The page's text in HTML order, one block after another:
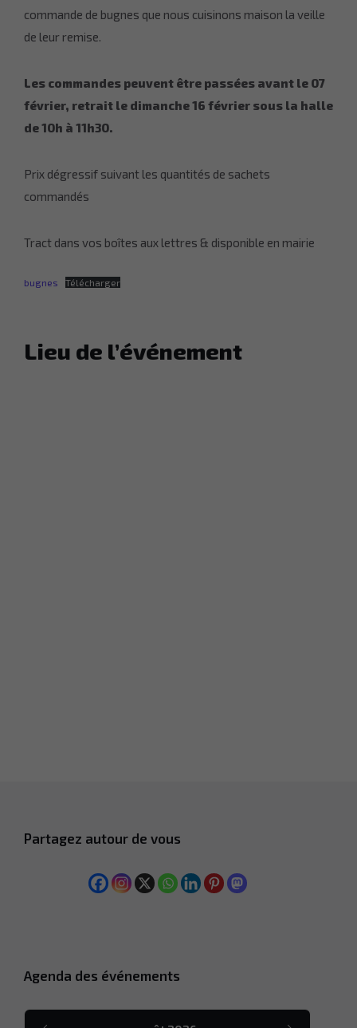
commande de bugnes que nous cuisinons maison la veille
de leur remise.
Les commandes peuvent être passées avant le 07
février, retrait le dimanche 16 février sous la halle
de 10h à 11h30.
Prix dégressif suivant les quantités de sachets
commandés
Tract dans vos boîtes aux lettres & disponible en mairie
bugnes Télécharger
Lieu de l’événement
Partagez autour de vous
Agenda des événements